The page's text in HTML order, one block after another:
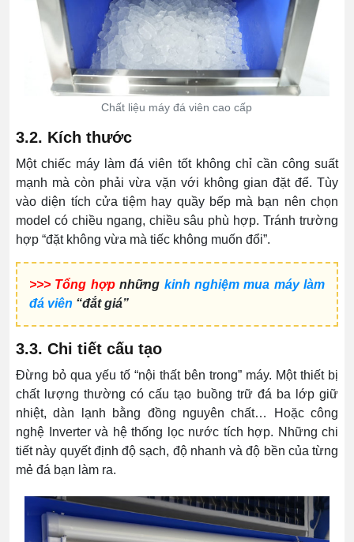
Chất liệu máy đá viên cao cấp
3.2. Kích thước
Một chiếc máy làm đá viên tốt không chỉ cần công suất
mạnh mà còn phải vừa vặn với không gian đặt để. Tùy
vào diện tích cửa tiệm hay quầy bếp mà bạn nên chọn
model có chiều ngang, chiều sâu phù hợp. Tránh trường
hợp “đặt không vừa mà tiếc không muốn đổi”.
>>> Tổng hợpnhững kinh nghiệm mua máy làm
đá viên “đắt giá”
3.3. Chi tiết cấu tạo
Đừng bỏ qua yếu tố “nội thất bên trong” máy. Một thiết bị
chất lượng thường có cấu tạo buồng trữ đá ba lớp giữ
nhiệt, dàn lạnh bằng đồng nguyên chất… Hoặc công
nghệ Inverter và hệ thống lọc nước tích hợp. Những chi
tiết này quyết định độ sạch, độ nhanh và độ bền của từng
mẻ đá bạn làm ra.